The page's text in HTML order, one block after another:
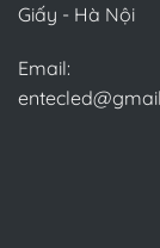
Giấy - Hà Nội
Email: